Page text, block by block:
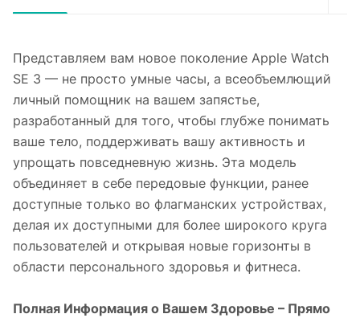
Представляем вам новое поколение Apple Watch
SE 3 — не просто умные часы, а всеобъемлющий
личный помощник на вашем запястье,
разработанный для того, чтобы глубже понимать
ваше тело, поддерживать вашу активность и
упрощать повседневную жизнь. Эта модель
объединяет в себе передовые функции, ранее
доступные только во флагманских устройствах,
делая их доступными для более широкого круга
пользователей и открывая новые горизонты в
области персонального здоровья и фитнеса.
Полная Информация о Вашем Здоровье – Прямо